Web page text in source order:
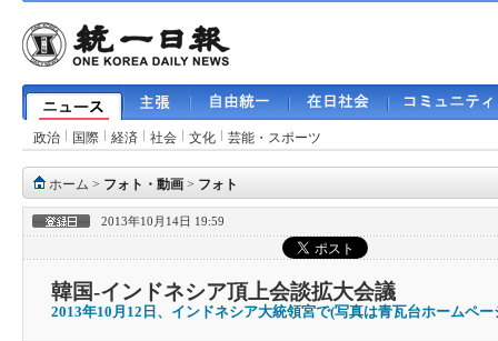
政治 国際 経済 社会 文化 芸能・スポーツ
ホーム > フォト・動画 > フォト
2013年10月14日 19:59
韓国‐インドネシア頂上会談拡大会議
2013年10月12日、インドネシア大統領宮で(写真は青瓦台ホームペー